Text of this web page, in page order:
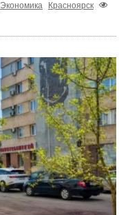
Экономика
Красноярск